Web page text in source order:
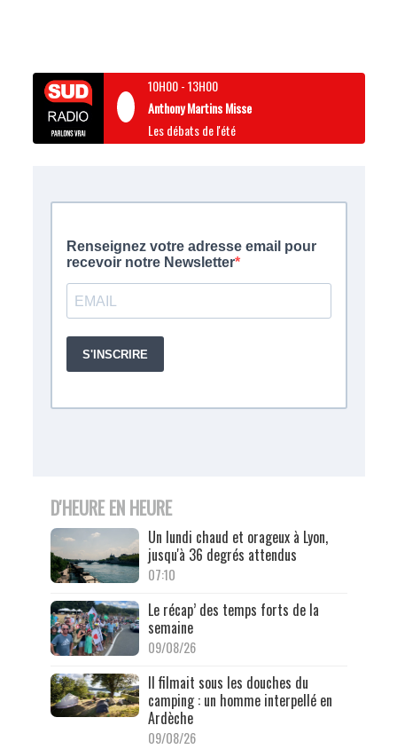
10H00-13H00
Anthony Martins Misse
Les débats de l'été
D'HEURE EN HEURE
Un lundi chaud et orageux à Lyon,
jusqu'à 36 degrés attendus
07:10
Le récap’ des temps forts de la
semaine
09/08/26
Il filmait sous les douches du
camping : un homme interpellé en
Ardèche
09/08/26